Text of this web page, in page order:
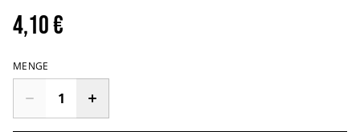
4,10 €
MENGE